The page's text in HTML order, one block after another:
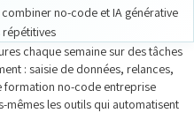
no-code et IA générative
chaque semaine sur des tâches
: saisie de données, relances,
formation no-code entreprise
mêmes les outils qui automatisent